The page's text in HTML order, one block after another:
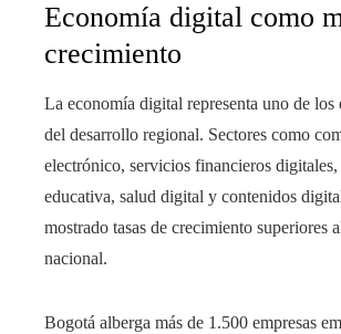
Economía digital como
crecimiento
La economía digital representa uno de los
del desarrollo regional. Sectores como
electrónico, servicios financieros
educativa, salud digital y contenidos
mostrado tasas de crecimiento superiores
nacional.
Bogotá alberga más de 1.500 empresas